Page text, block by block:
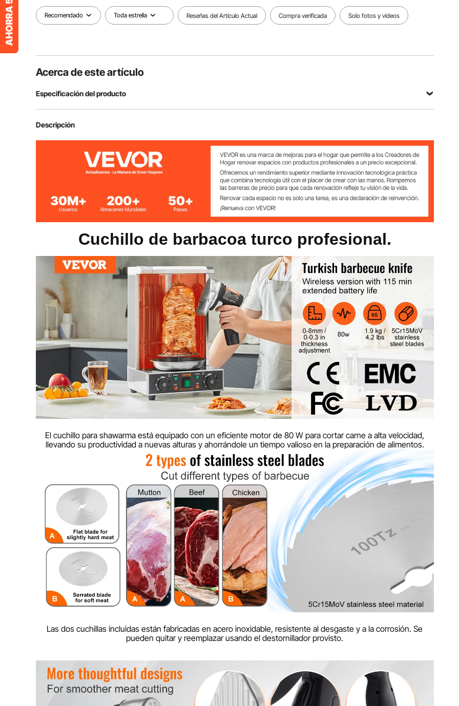
Ver todas las especificaciones
Recomendado Toda estrella Reseñas del Artículo Actual Compra verificada Solo fotos y videos
Acerca de este artículo
Especificación del producto
Número de modelo
100 mm / 4 pulgadas
Ruido < 80dB
Material de la hoja 5Cr15mov
Rango de ajuste de espesor 0-8 mm / 0-0,3 pulgadas
Peso neto 1,9 kg / 4,2 libras
Tamaño del artículo 210 x 130 x 200 mm/8,3 x 5,1 x 7,9 pulgadas
Descripción
Cuchillo de barbacoa turco profesional.
El cuchillo para shawarma está equipado con un eficiente motor de 80 W para cortar carne a alta velocidad,
llevando su productividad a nuevas alturas y ahorrándole un tiempo valioso en la preparación de alimentos.
Las dos cuchillas incluidas están fabricadas en acero inoxidable, resistente al desgaste y a la corrosión. Se
pueden quitar y reemplazar usando el destornillador provisto.